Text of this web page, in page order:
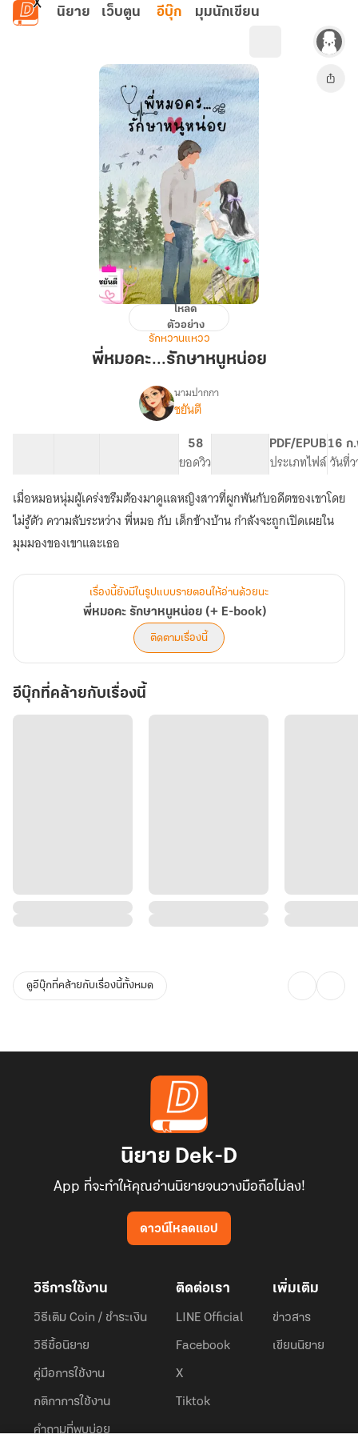
ข้ามไปยังเนื้อหาหลัก
นิยาย เว็บตูน อีบุ๊ก มุมนักเขียน
คะ...รักษา
โหลด
ตัวอย่าง
รักหวานแหวว
พี่หมอคะ...รักษาหนูหน่อย
เรื่อง
หมอ
คะ
รักษา
หนู
หน่อย
(+
นามปากกา
ชยันตี
58
ยอดวิว
PDF/EPUB
ประเภทไฟล์
16 ก
วันที่
เมื่อหมอหนุ่มผู้เคร่งขรึมต้องมาดูแลหญิงสาวที่ผูกพันกับอดีตของเขาโดย
ไม่รู้ตัว ความลับระหว่าง พี่หมอ กับ เด็กข้างบ้าน กำลังจะถูกเปิดเผยใน
มุมมองของเขาและเธอ
เรื่องนี้ยังมีในรูปแบบรายตอนให้อ่านด้วยนะ
พี่หมอคะ รักษาหนูหน่อย (+ E-book)
ติดตามเรื่องนี้
อีบุ๊กที่คล้ายกับเรื่องนี้
ดูอีบุ๊กที่คล้ายกับเรื่องนี้ทั้งหมด
นิยาย Dek-D
App ที่จะทำให้คุณอ่านนิยายจนวางมือถือไม่ลง!
ดาวน์โหลดแอป
วิธีการใช้งาน
วิธีเติม Coin / ชำระเงิน
วิธีซื้อนิยาย
คู่มือการใช้งาน
กติกาการใช้งาน
คำถามที่พบบ่อย
ติดต่อเรา
LINE Official
Facebook
X
Tiktok
เพิ่มเติม
ข่าวสาร
เขียนนิยาย